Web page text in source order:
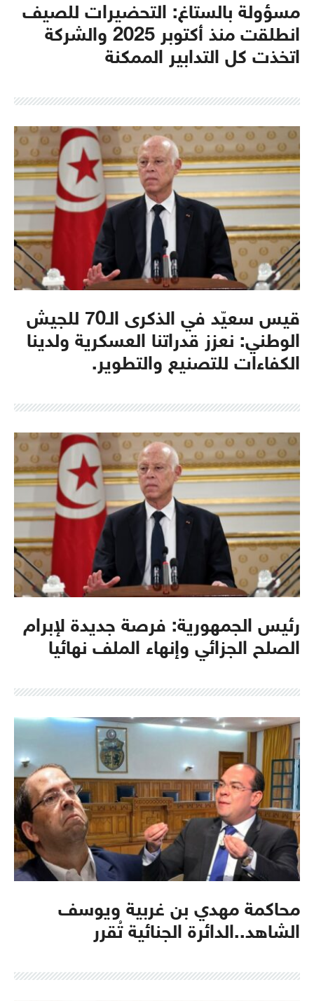
مسؤولة بالستاغ: التحضيرات للصيف
انطلقت منذ أكتوبر 2025 والشركة
اتخذت كل التدابير الممكنة
قيس سعيّد في الذكرى الـ70 للجيش
الوطني: نعزز قدراتنا العسكرية ولدينا
الكفاءات للتصنيع والتطوير.
رئيس الجمهورية: فرصة جديدة لإبرام
الصلح الجزائي وإنهاء الملف نهائيا
محاكمة مهدي بن غربية ويوسف
الشاهد..الدائرة الجنائية تُقرر